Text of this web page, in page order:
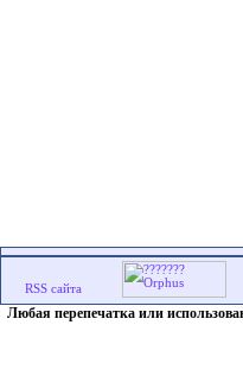
Любая перепечатка или